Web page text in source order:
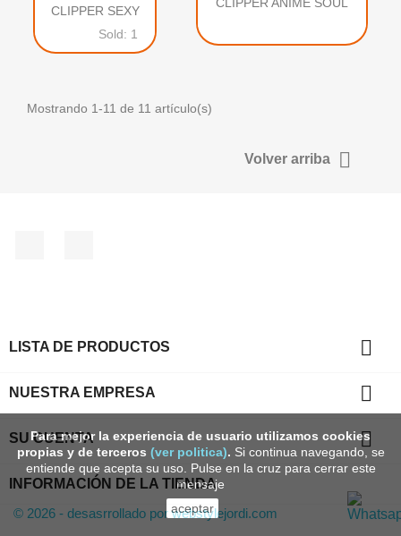
CLIPPER SEXY
Sold: 1
Mostrando 1-11 de 11 artículo(s)
Volver arriba 
LISTA DE PRODUCTOS 
NUESTRA EMPRESA 
SU CUENTA 
INFORMACIÓN DE LA TIENDA
Para mejor la experiencia de usuario utilizamos cookies
propias y de terceros (ver politica). Si continua navegando, se
entiende que acepta su uso. Pulse en la cruz para cerrar este
mensaje
aceptar
© 2026 - desasrrollado por webstylejordi.com